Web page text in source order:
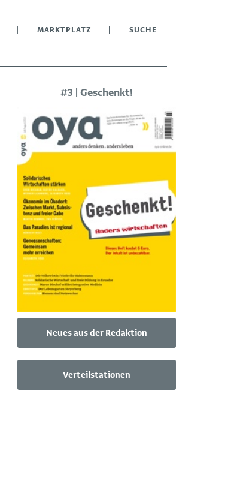
MARKTPLATZ SUCHE
#3 | Geschenkt!
Neues aus der Redaktion
Verteilstationen